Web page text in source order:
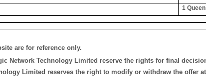
1
are for reference only.
Network Technology Limited reserve the rights for final
Limited reserves the right to modify or withdraw the offer